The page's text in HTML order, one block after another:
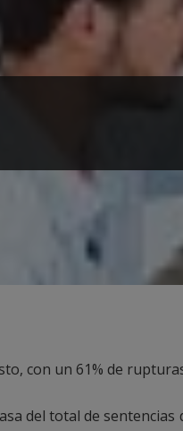
con un 61% de
del total de